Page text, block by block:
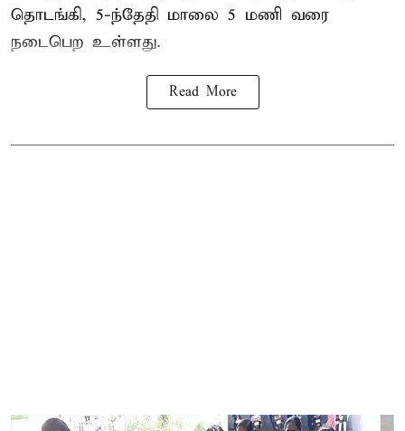
தொடங்கி, 5-ந்தேதி மாலை 5 மணி வரை
நடைபெற உள்ளது.
Read More